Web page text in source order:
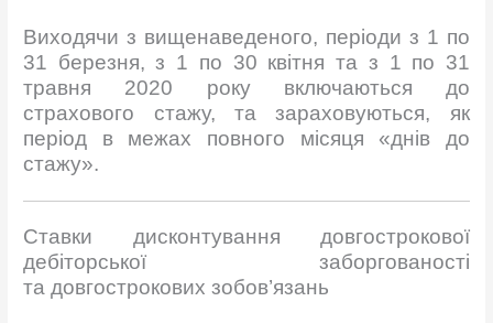
Виходячи з вищенаведеного, періоди з 1 по
31 березня, з 1 по 30 квітня та з 1 по 31
травня 2020 року включаються до
страхового стажу, та зараховуються, як
період в межах повного місяця «днів до
стажу».
Ставки дисконтування довгострокової
дебіторської заборгованості
та довгострокових зобов’язань